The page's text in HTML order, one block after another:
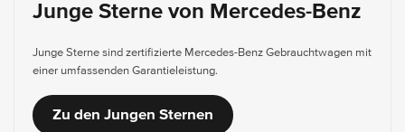
Junge Sterne von Mercedes-Benz
Junge Sterne sind zertifizierte Mercedes-Benz Gebrauchtwagen mit
einer umfassenden Garantieleistung.
Zu den Jungen Sternen